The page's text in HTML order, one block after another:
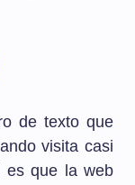
de texto que
visita casi
es que la web